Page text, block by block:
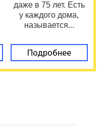
даже в 75 лет. Есть
у каждого дома,
называется...
Подробнее